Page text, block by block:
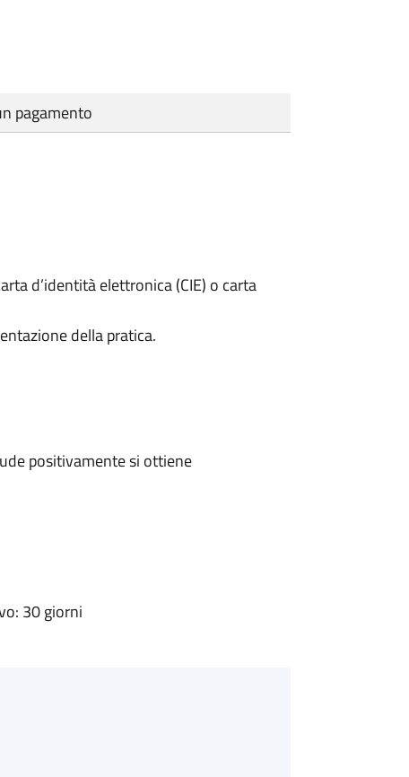
pagamento
d’identità elettronica (CIE) o carta
della pratica.
positivamente si ottiene
30 giorni